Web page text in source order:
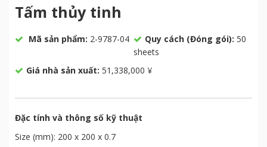
Tấm thủy tinh
Mã sản phẩm: 2-9787-04 Quy cách (Đóng gói): 50
sheets
Giá nhà sản xuất: 51,338,000 ¥
Đặc tính và thông số kỹ thuật
Size (mm): 200 x 200 x 0.7